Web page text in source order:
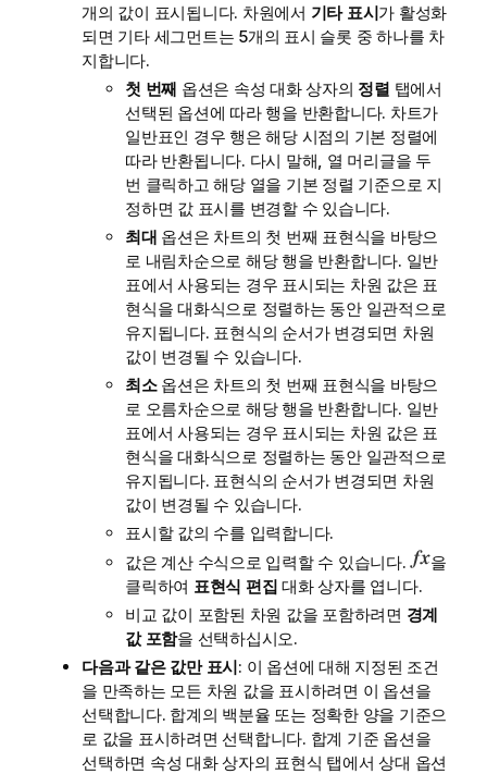
개의 값이 표시됩니다. 차원에서 기타 표시가 활성화
되면 기타 세그먼트는 5개의 표시 슬롯 중 하나를 차
지합니다.
첫 번째 옵션은 속성 대화 상자의 정렬 탭에서
선택된 옵션에 따라 행을 반환합니다. 차트가
일반표인 경우 행은 해당 시점의 기본 정렬에
따라 반환됩니다. 다시 말해, 열 머리글을 두
번 클릭하고 해당 열을 기본 정렬 기준으로 지
정하면 값 표시를 변경할 수 있습니다.
최대 옵션은 차트의 첫 번째 표현식을 바탕으
로 내림차순으로 해당 행을 반환합니다. 일반
표에서 사용되는 경우 표시되는 차원 값은 표
현식을 대화식으로 정렬하는 동안 일관적으로
유지됩니다. 표현식의 순서가 변경되면 차원
값이 변경될 수 있습니다.
최소옵션은 차트의 첫 번째 표현식을 바탕으
로 오름차순으로 해당 행을 반환합니다. 일반
표에서 사용되는 경우 표시되는 차원 값은 표
현식을 대화식으로 정렬하는 동안 일관적으로
유지됩니다. 표현식의 순서가 변경되면 차원
값이 변경될 수 있습니다.
표시할 값의 수를 입력합니다.
값은 계산 수식으로 입력할 수 있습니다.
을
클릭하여 표현식 편집 대화 상자를 엽니다.
비교 값이 포함된 차원 값을 포함하려면 경계
값 포함을 선택하십시오.
다음과 같은 값만 표시: 이 옵션에 대해 지정된 조건
을 만족하는 모든 차원 값을 표시하려면 이 옵션을
선택합니다. 합계의 백분율 또는 정확한 양을 기준으
로 값을 표시하려면 선택합니다. 합계 기준 옵션을
선택하면 속성 대화 상자의 표현식 탭에서상대 옵션